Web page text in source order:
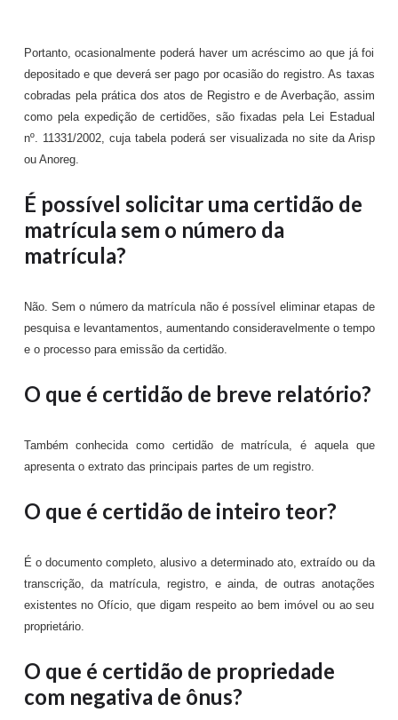
Portanto, ocasionalmente poderá haver um acréscimo ao que já foi
depositado e que deverá ser pago por ocasião do registro. As taxas
cobradas pela prática dos atos de Registro e de Averbação, assim
como pela expedição de certidões, são fixadas pela Lei Estadual
nº. 11331/2002, cuja tabela poderá ser visualizada no site da Arisp
ou Anoreg.
É possível solicitar uma certidão de
matrícula sem o número da
matrícula?
Não. Sem o número da matrícula não é possível eliminar etapas de
pesquisa e levantamentos, aumentando consideravelmente o tempo
e o processo para emissão da certidão.
O que é certidão de breve relatório?
Também conhecida como certidão de matrícula, é aquela que
apresenta o extrato das principais partes de um registro.
O que é certidão de inteiro teor?
É o documento completo, alusivo a determinado ato, extraído ou da
transcrição, da matrícula, registro, e ainda, de outras anotações
existentes no Ofício, que digam respeito ao bem imóvel ou ao seu
proprietário.
O que é certidão de propriedade
com negativa de ônus?